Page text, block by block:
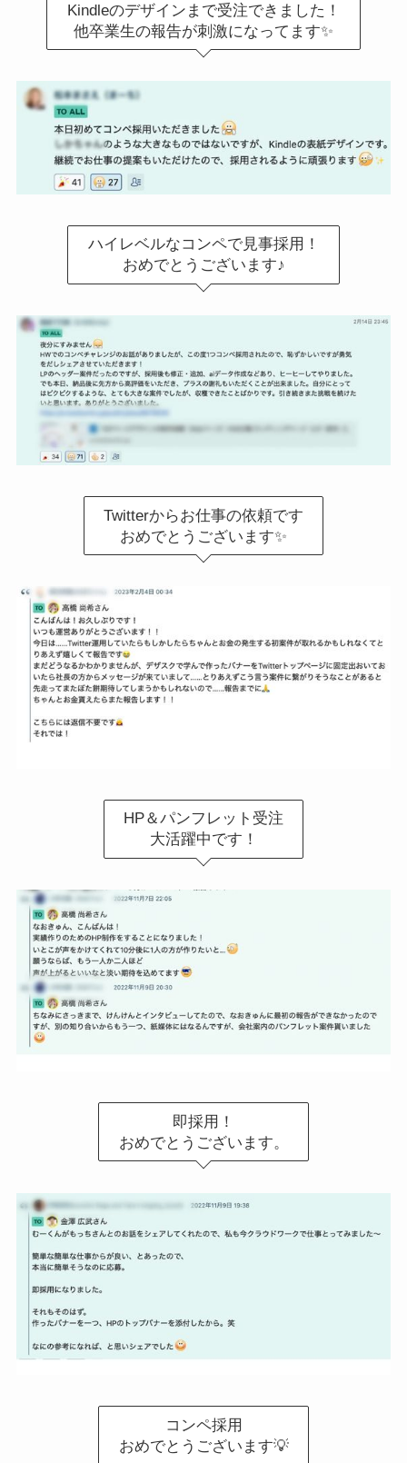
Kindleのデザインまで受注できました！
他卒業生の報告が刺激になってます✨
ハイレベルなコンペで見事採用！
おめでとうございます♪
Twitterからお仕事の依頼です
おめでとうございます✨
HP＆パンフレット受注
大活躍中です！
即採用！
おめでとうございます。
コンペ採用
おめでとうございます💡